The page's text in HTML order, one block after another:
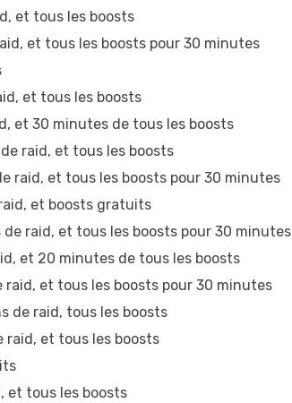
et tous les boosts
et tous les boosts pour 30 minutes
et tous les boosts
et 30 minutes de tous les boosts
de raid, et tous les boosts
raid, et tous les boosts pour 30 minutes
et boosts gratuits
de raid, et tous les boosts pour 30 minutes
et 20 minutes de tous les boosts
raid, et tous les boosts pour 30 minutes
de raid, tous les boosts
raid, et tous les boosts
et tous les boosts